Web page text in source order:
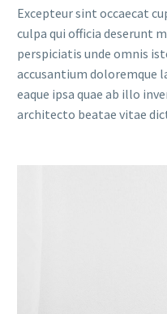
Excepteur sint occaecat
culpa qui officia deserunt
perspiciatis unde omnis
accusantium doloremque
eaque ipsa quae ab illo
architecto beatae vitae